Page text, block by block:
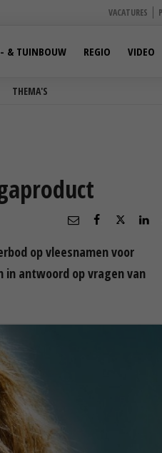
VACATURES
THEMA'S
& TUINBOUW REGIO VIDEO
op vleesnamen voor
antwoord op vragen van